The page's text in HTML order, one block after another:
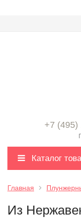
+7 (495)
Каталог
Главная
Из